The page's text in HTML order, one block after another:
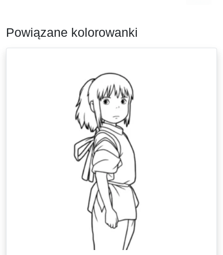
Powiązane kolorowanki